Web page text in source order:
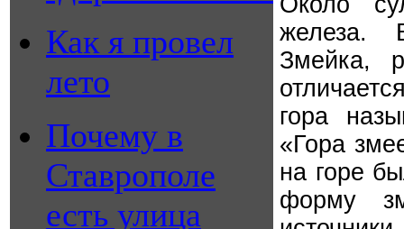
Как я провел
лето
Почему в
Ставрополе
есть улица
железа.
Змейка,
гора
«Гора
на горе
форму